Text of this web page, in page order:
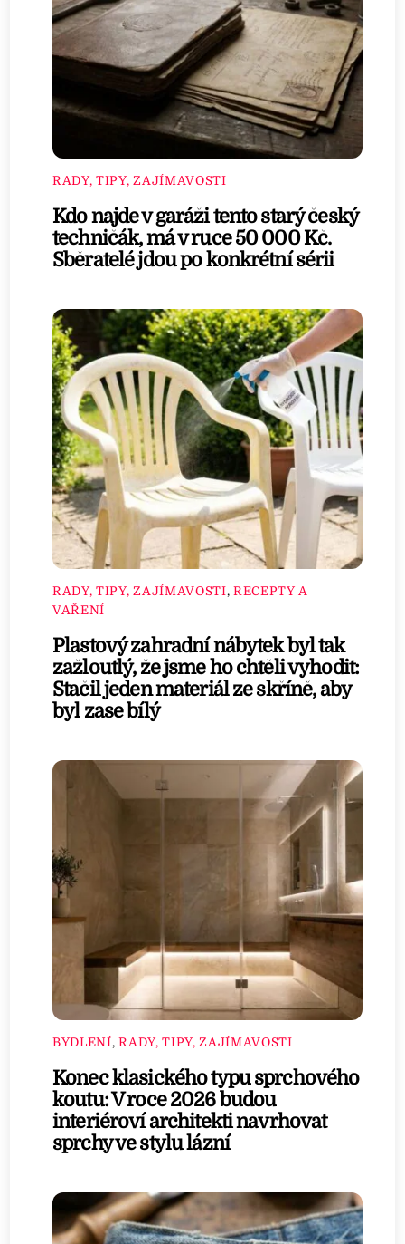
RADY, TIPY, ZAJÍMAVOSTI
Kdo najde v garáži tento starý český
techničák, má v ruce 50 000 Kč.
Sběratelé jdou po konkrétní sérii
RADY, TIPY, ZAJÍMAVOSTI, RECEPTY A
VAŘENÍ
Plastový zahradní nábytek byl tak
zažloutlý, že jsme ho chtěli vyhodit:
Stačil jeden materiál ze skříně, aby
byl zase bílý
BYDLENÍ,RADY, TIPY, ZAJÍMAVOSTI
Konec klasického typu sprchového
koutu: V roce 2026 budou
interiéroví architekti navrhovat
sprchy ve stylu lázní